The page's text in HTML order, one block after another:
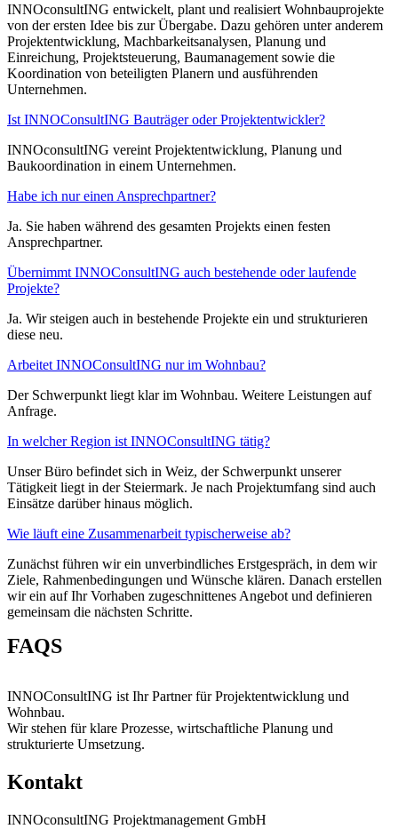
INNOconsultING entwickelt, plant und realisiert Wohnbauprojekte
von der ersten Idee bis zur Übergabe. Dazu gehören unter anderem
Projektentwicklung, Machbarkeitsanalysen, Planung und
Einreichung, Projektsteuerung, Baumanagement sowie die
Koordination von beteiligten Planern und ausführenden
Unternehmen.
Ist INNOConsultING Bauträger oder Projektentwickler?
INNOconsultING vereint Projektentwicklung, Planung und
Baukoordination in einem Unternehmen.
Habe ich nur einen Ansprechpartner?
Ja. Sie haben während des gesamten Projekts einen festen
Ansprechpartner.
Übernimmt INNOConsultING auch bestehende oder laufende
Projekte?
Ja. Wir steigen auch in bestehende Projekte ein und strukturieren
diese neu.
Arbeitet INNOConsultING nur im Wohnbau?
Der Schwerpunkt liegt klar im Wohnbau. Weitere Leistungen auf
Anfrage.
In welcher Region ist INNOConsultING tätig?
Unser Büro befindet sich in Weiz, der Schwerpunkt unserer
Tätigkeit liegt in der Steiermark. Je nach Projektumfang sind auch
Einsätze darüber hinaus möglich.
Wie läuft eine Zusammenarbeit typischerweise ab?
Zunächst führen wir ein unverbindliches Erstgespräch, in dem wir
Ziele, Rahmenbedingungen und Wünsche klären. Danach erstellen
wir ein auf Ihr Vorhaben zugeschnittenes Angebot und definieren
gemeinsam die nächsten Schritte.
FAQS
INNOConsultING ist Ihr Partner für Projektentwicklung und
Wohnbau.
Wir stehen für klare Prozesse, wirtschaftliche Planung und
strukturierte Umsetzung.
Kontakt
INNOconsultING Projektmanagement GmbH